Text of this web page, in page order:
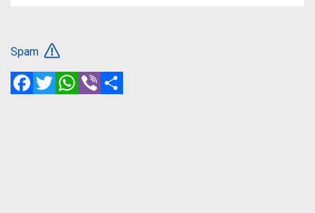
Spam
FacebookTwitterWhatsApp
Viber